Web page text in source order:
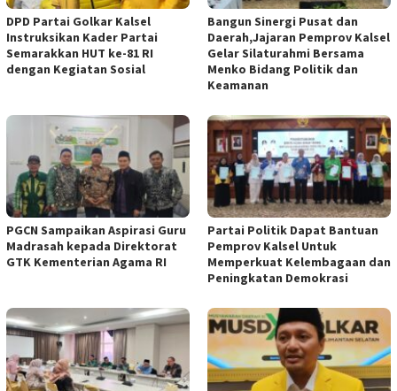
DPD Partai Golkar Kalsel
Instruksikan Kader Partai
Semarakkan HUT ke-81 RI
dengan Kegiatan Sosial
Bangun Sinergi Pusat dan
Daerah,Jajaran Pemprov Kalsel
Gelar Silaturahmi Bersama
Menko Bidang Politik dan
Keamanan
PGCN Sampaikan Aspirasi Guru
Madrasah kepada Direktorat
GTK Kementerian Agama RI
Partai Politik Dapat Bantuan
Pemprov Kalsel Untuk
Memperkuat Kelembagaan dan
Peningkatan Demokrasi